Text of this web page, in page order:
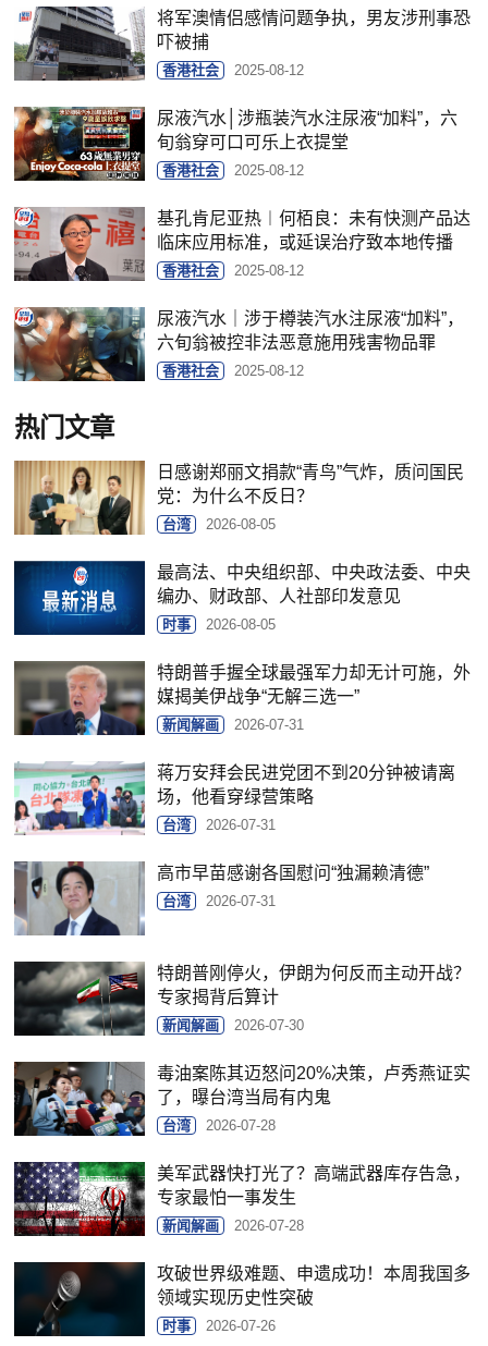
将军澳情侣感情问题争执，男友涉刑事恐
吓被捕
香港社会 2025-08-12
尿液汽水│涉瓶装汽水注尿液“加料”，六
旬翁穿可口可乐上衣提堂
香港社会 2025-08-12
基孔肯尼亚热︱何栢良：未有快测产品达
临床应用标准，或延误治疗致本地传播
香港社会 2025-08-12
尿液汽水｜涉于樽装汽水注尿液“加料”，
六旬翁被控非法恶意施用残害物品罪
香港社会 2025-08-12
热门文章
日感谢郑丽文捐款“青鸟”气炸，质问国民
党：为什么不反日？
台湾 2026-08-05
最高法、中央组织部、中央政法委、中央
编办、财政部、人社部印发意见
时事 2026-08-05
特朗普手握全球最强军力却无计可施，外
媒揭美伊战争“无解三选一”
新闻解画 2026-07-31
蒋万安拜会民进党团不到20分钟被请离
场，他看穿绿营策略
台湾 2026-07-31
高市早苗感谢各国慰问“独漏赖清德”
台湾 2026-07-31
特朗普刚停火，伊朗为何反而主动开战？
专家揭背后算计
新闻解画 2026-07-30
毒油案陈其迈怒问20%决策，卢秀燕证实
了，曝台湾当局有内鬼
台湾 2026-07-28
美军武器快打光了？高端武器库存告急，
专家最怕一事发生
新闻解画 2026-07-28
攻破世界级难题、申遗成功！本周我国多
领域实现历史性突破
时事 2026-07-26